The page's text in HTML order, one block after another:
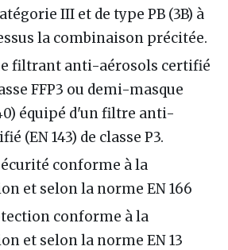
III et de type PB (3B) à
la combinaison précitée.
filtrant anti-aérosols certifié
FFP3 ou demi-masque
équipé d'un filtre anti-
(EN 143) de classe P3.
conforme à la
et selon la norme EN 166
conforme à la
et selon la norme EN 13